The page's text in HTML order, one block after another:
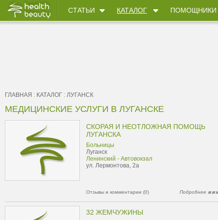
СТАТЬИ КАТАЛОГ ПОМОЩНИКИ
ГЛАВНАЯ : КАТАЛОГ : ЛУГАНСК
МЕДИЦИНСКИЕ УСЛУГИ В ЛУГАНСКЕ
СКОРАЯ И НЕОТЛОЖНАЯ ПОМОЩЬ
ЛУГАНСКА
Больницы
Луганск
Ленинский - Автовокзал
ул. Лермонтова, 2а
Отзывы и комментарии (0) Подробнее
32 ЖЕМЧУЖИНЫ